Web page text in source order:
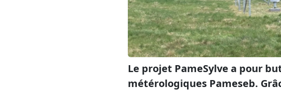
Le projet PameSylve a pour
métérologiques Pameseb.